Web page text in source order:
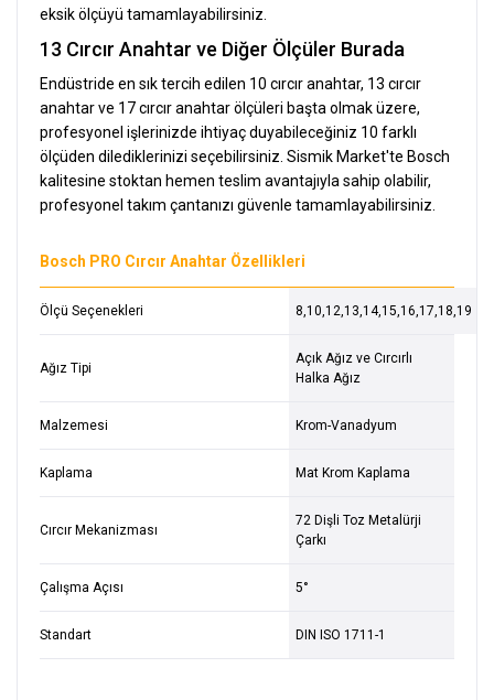
eksik ölçüyü tamamlayabilirsiniz.
13 Cırcır Anahtar ve Diğer Ölçüler Burada
Endüstride en sık tercih edilen 10 cırcır anahtar, 13 cırcır
anahtar ve 17 cırcır anahtar ölçüleri başta olmak üzere,
profesyonel işlerinizde ihtiyaç duyabileceğiniz 10 farklı
ölçüden dilediklerinizi seçebilirsiniz. Sismik Market'te Bosch
kalitesine stoktan hemen teslim avantajıyla sahip olabilir,
profesyonel takım çantanızı güvenle tamamlayabilirsiniz.
Bosch PRO Cırcır Anahtar Özellikleri
Ölçü Seçenekleri 8,10,12,13,14,15,16,17,18,19
Ağız Tipi
Açık Ağız ve Cırcırlı
Halka Ağız
Malzemesi Krom-Vanadyum
Kaplama Mat Krom Kaplama
Cırcır Mekanizması
72 Dişli Toz Metalürji
Çarkı
Çalışma Açısı 5°
Standart DIN ISO 1711-1